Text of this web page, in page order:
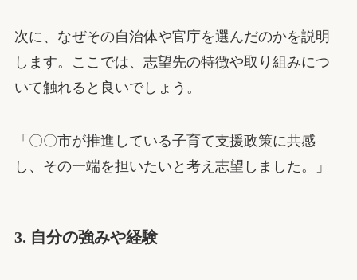
次に、なぜその自治体や官庁を選んだのかを説明
します。ここでは、志望先の特徴や取り組みにつ
いて触れると良いでしょう。
「〇〇市が推進している子育て支援政策に共感
し、その一端を担いたいと考え志望しました。」
3. 自分の強みや経験